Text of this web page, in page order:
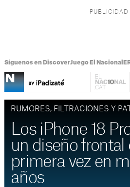
Síguenos en DiscoverJuego El Nacional
RUMORES, FILTRACIONES Y
Los iPhone 18
un diseño
primera vez en
años